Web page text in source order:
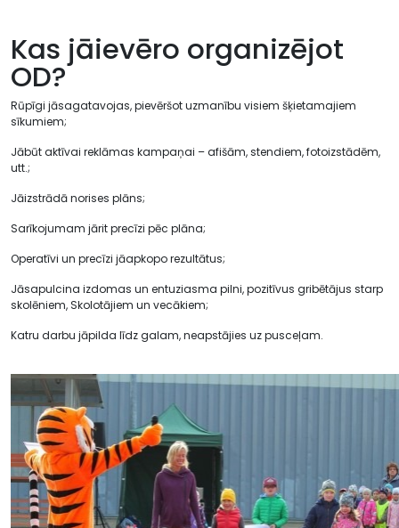
Kas jāievēro organizējot
OD?
Rūpīgi jāsagatavojas, pievēršot uzmanību visiem šķietamajiem
sīkumiem;
Jābūt aktīvai reklāmas kampaņai – afišām, stendiem, fotoizstādēm,
utt.;
Jāizstrādā norises plāns;
Sarīkojumam jārit precīzi pēc plāna;
Operatīvi un precīzi jāapkopo rezultātus;
Jāsapulcina izdomas un entuziasma pilni, pozitīvus gribētājus starp
skolēniem, Skolotājiem un vecākiem;
Katru darbu jāpilda līdz galam, neapstājies uz pusceļam.